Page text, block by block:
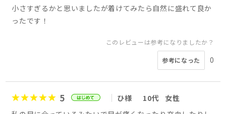
小さすぎるかと思いましたが着けてみたら自然に盛れて良か
ったです！
このレビューは参考になりましたか？
参考になった 0
5 ひ様 10代
女性